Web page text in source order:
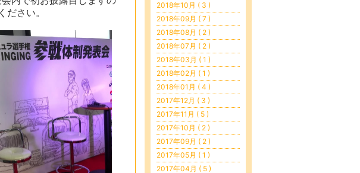
ださい。
2018年10月 ( 3 )
2018年09月 ( 7 )
2018年08月 ( 2 )
2018年07月 ( 2 )
2018年03月 ( 1 )
2018年02月 ( 1 )
2018年01月 ( 4 )
2017年12月 ( 3 )
2017年11月 ( 5 )
2017年10月 ( 2 )
2017年09月 ( 2 )
2017年05月 ( 1 )
2017年04月 ( 5 )